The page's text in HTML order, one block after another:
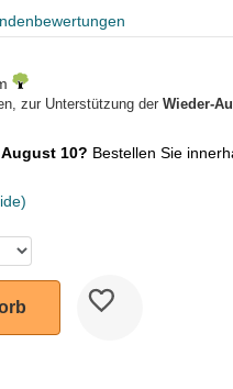
zur Unterstützung der Wieder-
10? Bestellen Sie